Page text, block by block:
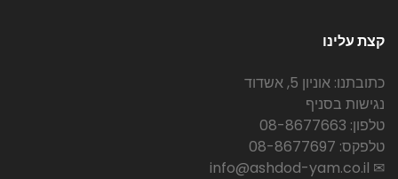
קצת עלינו
כתובתנו: אוניון 5, אשדוד
נגישות בסניף
טלפון: 08-8677663
טלפקס: 08-8677697
✉ info@ashdod-yam.co.il